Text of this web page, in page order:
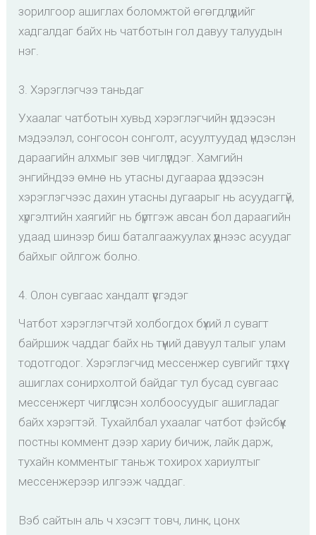
зорилгоор ашиглах боломжтой өгөгдлүүдийг
хадгалдаг байх нь чатботын гол давуу талуудын
нэг.
3. Хэрэглэгчээ таньдаг
Ухаалаг чатботын хувьд хэрэглэгчийн үлдээсэн
мэдээлэл, сонгосон сонголт, асуултуудад үндэслэн
дараагийн алхмыг зөв чиглүүлдэг. Хамгийн
энгийндээ өмнө нь утасны дугаараа үлдээсэн
хэрэглэгчээс дахин утасны дугаарыг нь асуудаггүй,
хүргэлтийн хаягийг нь бүртгэж авсан бол дараагийн
удаад шинээр биш баталгаажуулах үүднээс асуудаг
байхыг ойлгож болно.
4. Олон сувгаас хандалт үүсгэдэг
Чатбот хэрэглэгчтэй холбогдох бүхий л сувагт
байршиж чаддаг байх нь түүний давуул талыг улам
тодотгодог. Хэрэглэгчид мессенжер сувгийг түлхүү
ашиглах сонирхолтой байдаг тул бусад сувгаас
мессенжерт чиглүүлсэн холбоосуудыг ашигладаг
байх хэрэгтэй. Тухайлбал ухаалаг чатбот фэйсбүүк
постны коммент дээр хариу бичиж, лайк дарж,
тухайн комментыг таньж тохирох хариултыг
мессенжерээр илгээж чаддаг.
Вэб сайтын аль ч хэсэгт товч, линк, цонх